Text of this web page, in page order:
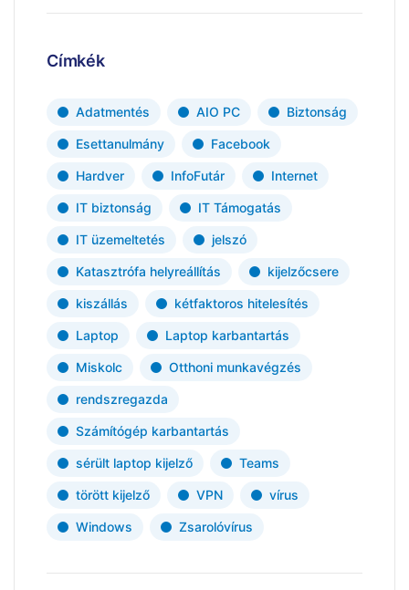
Címkék
Adatmentés AIO PC Biztonság
Esettanulmány Facebook
Hardver InfoFutár Internet
IT biztonság IT Támogatás
IT üzemeltetés jelszó
Katasztrófa helyreállítás kijelzőcsere
kiszállás kétfaktoros hitelesítés
Laptop Laptop karbantartás
Miskolc Otthoni munkavégzés
rendszregazda
Számítógép karbantartás
sérült laptop kijelző Teams
törött kijelző VPN vírus
Windows Zsarolóvírus